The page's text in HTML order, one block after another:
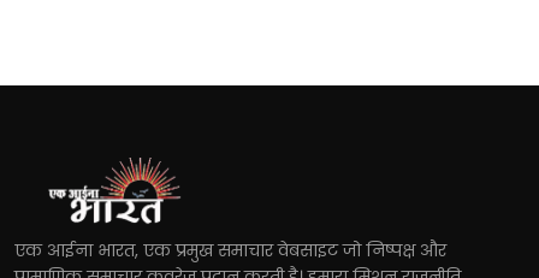
एक आईना भारत, एक प्रमुख समाचार वेबसाइट जो निष्पक्ष और